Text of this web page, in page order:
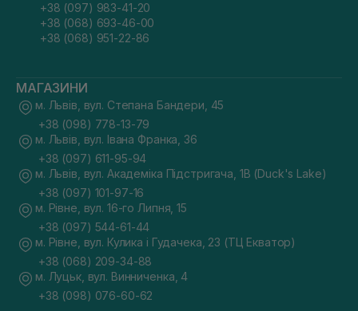
+38 (097) 983-41-20
+38 (068) 693-46-00
+38 (068) 951-22-86
МАГАЗИНИ
м. Львів, вул. Степана Бандери, 45
+38 (098) 778-13-79
м. Львів, вул. Івана Франка, 36
+38 (097) 611-95-94
м. Львів, вул. Академіка Підстригача, 1В (Duck's Lake)
+38 (097) 101-97-16
м. Рівне, вул. 16-го Липня, 15
+38 (097) 544-61-44
м. Рівне, вул. Кулика і Гудачека, 23 (ТЦ Екватор)
+38 (068) 209-34-88
м. Луцьк, вул. Винниченка, 4
+38 (098) 076-60-62